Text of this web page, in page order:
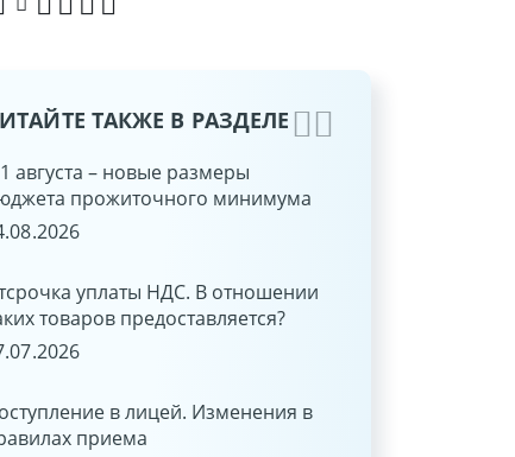
ТАКЖЕ В РАЗДЕЛЕ
августа – новые размеры
прожиточного минимума
уплаты НДС. В отношении
товаров предоставляется?
в лицей. Изменения в
приема